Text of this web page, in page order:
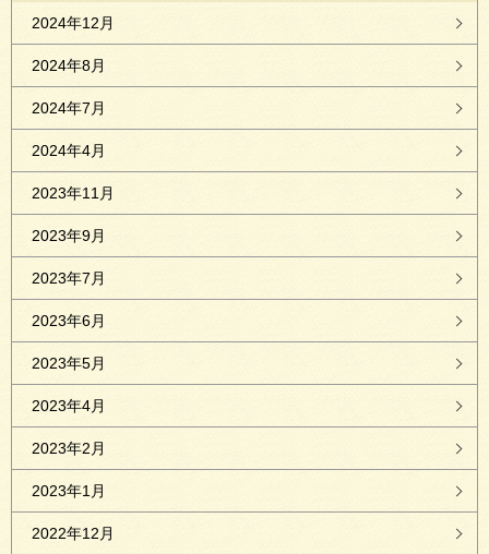
2024年12月
2024年8月
2024年7月
2024年4月
2023年11月
2023年9月
2023年7月
2023年6月
2023年5月
2023年4月
2023年2月
2023年1月
2022年12月